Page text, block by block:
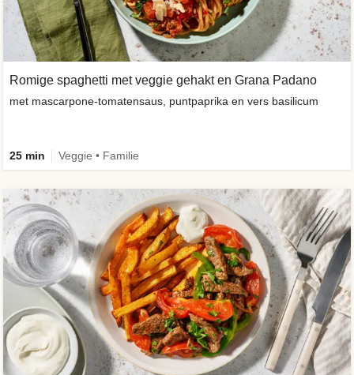
Romige spaghetti met veggie gehakt en Grana Padano
met mascarpone-tomatensaus, puntpaprika en vers basilicum
25 min Veggie • Familie